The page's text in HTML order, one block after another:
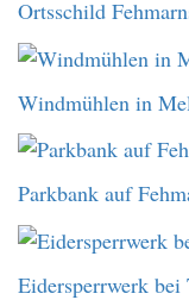
Ortsschild
Windmühlen in
Parkbank auf
Eidersperrwerk bei